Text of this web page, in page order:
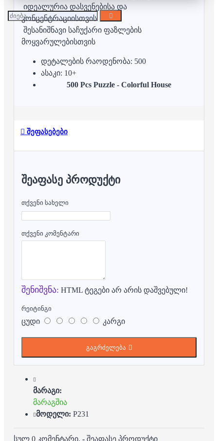
იდეალურია დასვენებისა და
კონცენტრაციისთვის
შესანიშნავი საჩუქარი ფაზლების
მოყვარულებისთვის
დეტალების რაოდენობა: 500
ასაკი: 10+
500 Pcs Puzzle - Colorful House
შეფასებები
ᲨᲔᲐᲤᲐᲡᲔ ᲞᲠᲝᲓᲣᲥᲢᲘ
თქვენი სახელი
თქვენი კომენტარი
შენიშვნა: HTML ტეგები არ არის დაშვებული!
რეიტინგი
ცუდი კარგი
გაგრძელება
მარაგი:
მარაგშია
მოდელი: P231
სულ 0 კომენტარი. - შეაფასე პროდუქტი